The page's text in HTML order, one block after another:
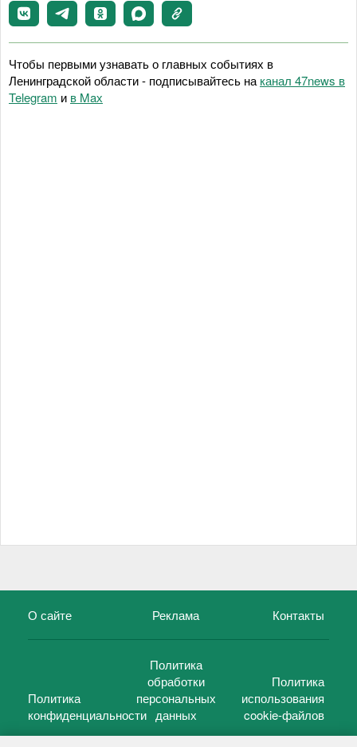
Чтобы первыми узнавать о главных событиях в
Ленинградской области - подписывайтесь на канал 47news в
Telegram и в Maх
О сайте Реклама Контакты
Политика
конфиденциальности
Политика
обработки
персональных
данных
Политика
использования
cookie-файлов